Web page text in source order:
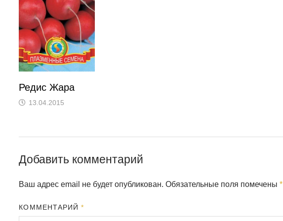
Редис Жара
13.04.2015
Добавить комментарий
Ваш адрес email не будет опубликован. Обязательные поля помечены*
КОММЕНТАРИЙ*